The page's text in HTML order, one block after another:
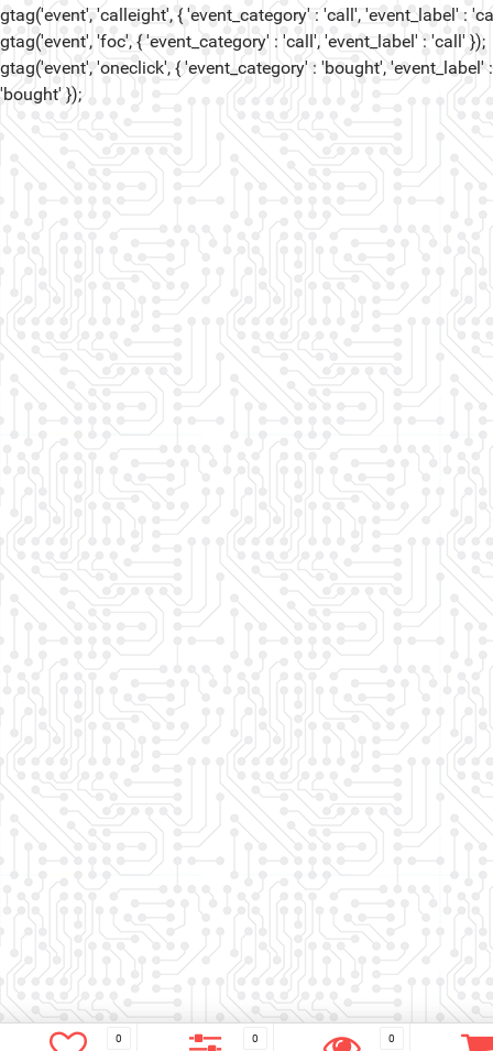
0 0 0
gtag('event', 'calleight', { 'event_category' : 'call', 'event_label' :
gtag('event', 'foc', { 'event_category' : 'call', 'event_label' : 'call' });
gtag('event', 'oneclick', { 'event_category' : 'bought', 'event_label' :
'bought' });